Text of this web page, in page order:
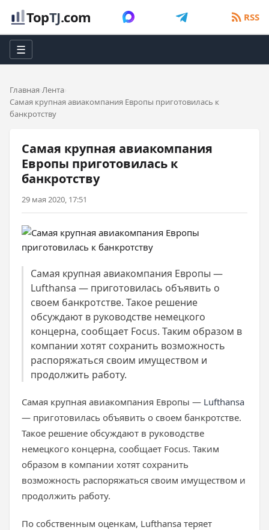
TopTJ.com RSS
☰
Главная Лента
Самая крупная авиакомпания Европы приготовилась к
банкротству
Самая крупная авиакомпания
Европы приготовилась к
банкротству
29 мая 2020, 17:51
Самая крупная авиакомпания Европы —
Lufthansa — приготовилась объявить о
своем банкротстве. Такое решение
обсуждают в руководстве немецкого
концерна, сообщает Focus. Таким образом в
компании хотят сохранить возможность
распоряжаться своим имуществом и
продолжить работу.
Самая крупная авиакомпания Европы — Lufthansa
— приготовилась объявить о своем банкротстве.
Такое решение обсуждают в руководстве
немецкого концерна, сообщает Focus. Таким
образом в компании хотят сохранить
возможность распоряжаться своим имуществом и
продолжить работу.
По собственным оценкам, Lufthansa теряет